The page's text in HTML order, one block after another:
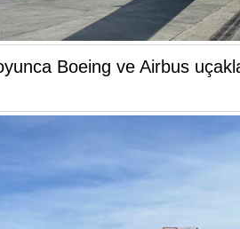
Boeing ve Airbus